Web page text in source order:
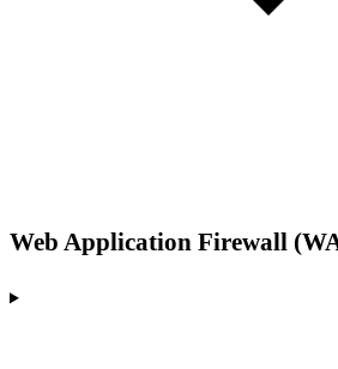
Web Application Firewall